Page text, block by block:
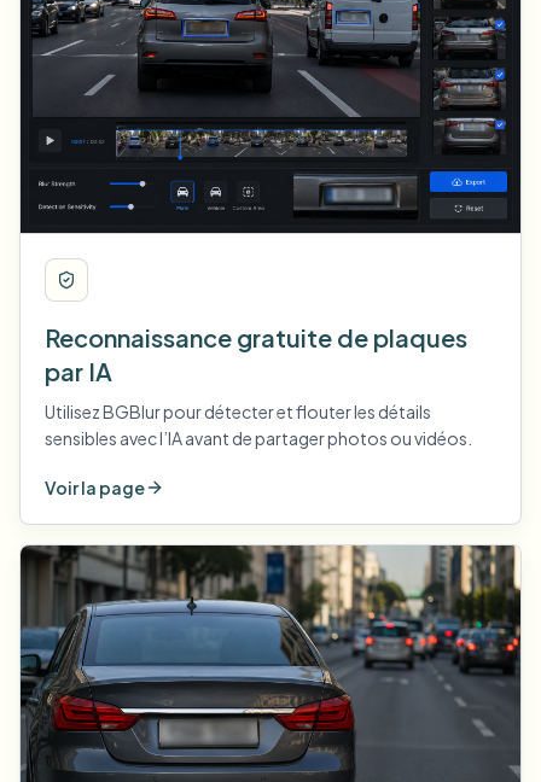
Reconnaissance gratuite de plaques
par IA
Utilisez BGBlur pour détecter et flouter les détails
sensibles avec l’IA avant de partager photos ou vidéos.
Voir la page